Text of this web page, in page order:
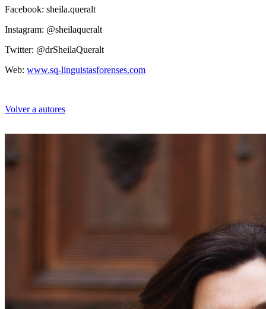
Sheila Queralt
Facebook: sheila.queralt
Instagram: @sheilaqueralt
Twitter: @drSheilaQueralt
Web: www.sq-linguistasforenses.com
Volver a autores